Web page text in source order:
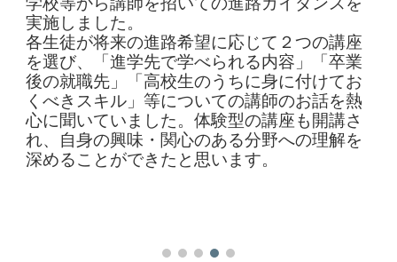
実施しました。
各生徒が将来の進路希望に応じて２つの講座
を選び、「進学先で学べられる内容」「卒業
後の就職先」「高校生のうちに身に付けてお
くべきスキル」等についての講師のお話を熱
心に聞いていました。体験型の講座も開講さ
れ、自身の興味・関心のある分野への理解を
深めることができたと思います。